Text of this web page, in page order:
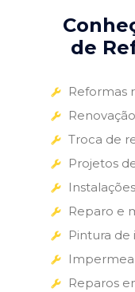
de
Reformas
Troca de
Projetos
Reparo e
Pintura
Reparos